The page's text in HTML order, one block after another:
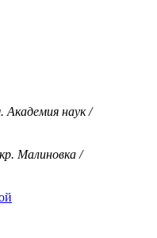
Академия наук /
Малиновка /